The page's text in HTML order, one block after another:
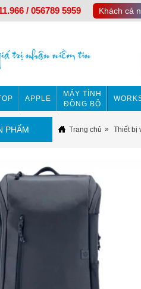
/ 056789 5959 Khách cá
APPLE
MÁY TÍNH
ĐỒNG BỘ
PHẨM Trang chủ Thiết bị